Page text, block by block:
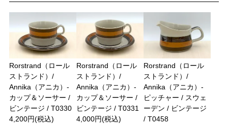
Rorstrand（ロール
ストランド）/
Annika（アニカ）-
カップ＆ソーサー /
ビンテージ / T0330
4,200円(税込)
Rorstrand（ロール
ストランド）/
Annika（アニカ）-
カップ＆ソーサー /
ビンテージ / T0331
4,000円(税込)
Rorstrand（ロール
ストランド）/
Annika（アニカ）-
ピッチャー / スウェ
ーデン / ビンテージ
/ T0458